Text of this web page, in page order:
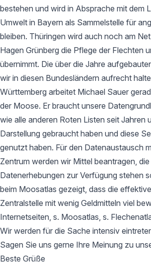
bestehen und wird in Absprache mit dem
Umwelt in Bayern als Sammelstelle für
bleiben. Thüringen wird auch noch am
Hagen Grünberg die Pflege der Flechten
übernimmt. Die über die Jahre
wir in diesen Bundesländern aufrecht
Württemberg arbeitet Michael Sauer
der Moose. Er braucht unsere
wie alle anderen Roten Listen seit Jahren
Darstellung gebraucht haben und diese
genutzt haben. Für den Datenaustausch
Zentrum werden wir Mittel beantragen,
Datenerhebungen zur Verfügung stehen
beim Moosatlas gezeigt, dass die
Zentralstelle mit wenig Geldmitteln viel
Internetseiten, s. Moosatlas, s.
Wir werden für die Sache intensiv
Sagen Sie uns gerne Ihre Meinung zu
Beste Grüße